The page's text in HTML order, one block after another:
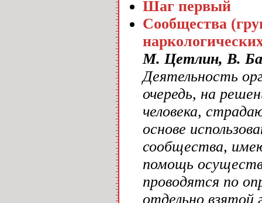
Шаг первый
Сообщества
М. Цетлин, В.
Деятельность
очередь, на
человека,
основе
сообщества,
помощь
проводятся по
отдельно взятой